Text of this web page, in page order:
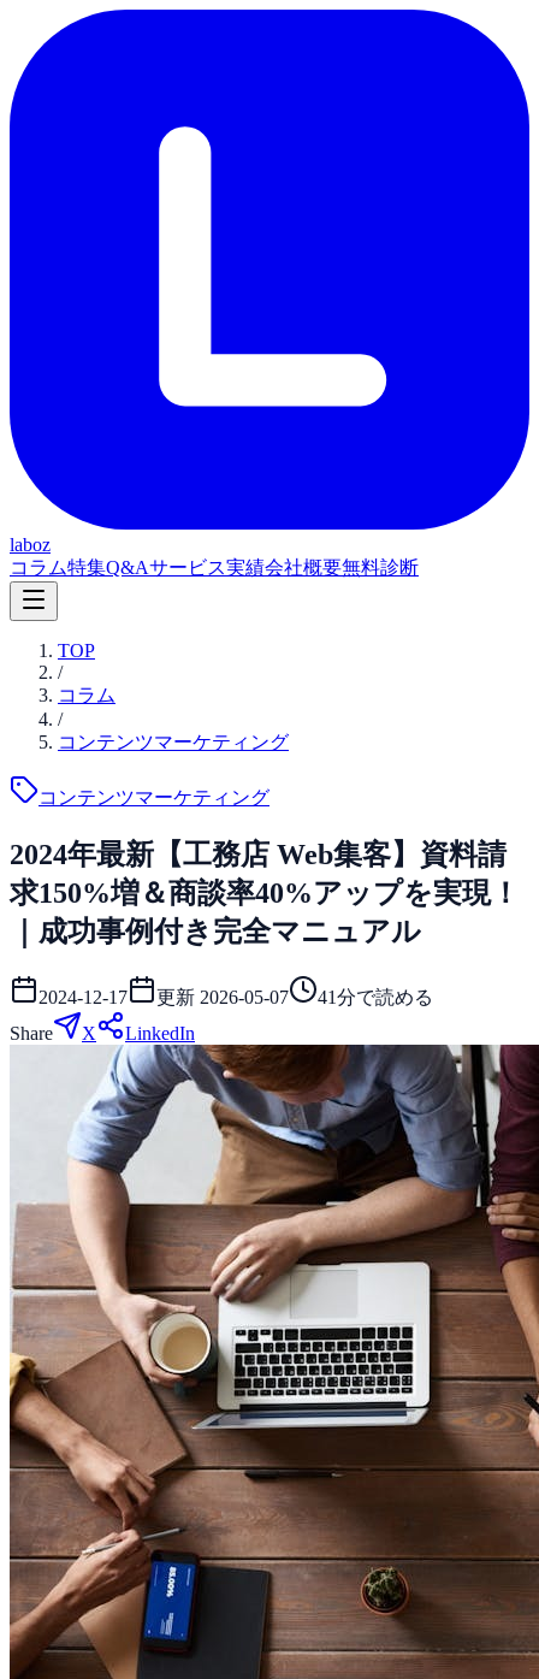
laboz
コラム特集Q&Aサービス実績会社概要無料診断
TOP
/
コラム
/
コンテンツマーケティング
コンテンツマーケティング
2024年最新【工務店 Web集客】資料請
求150%増＆商談率40%アップを実現！
｜成功事例付き完全マニュアル
2024-12-17 更新 2026-05-07 41分で読める
Share
X LinkedIn